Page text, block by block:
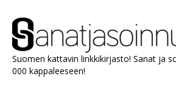
sisältöön
Suomen kattavin linkkikirjasto! Sanat ja
000 kappaleeseen!